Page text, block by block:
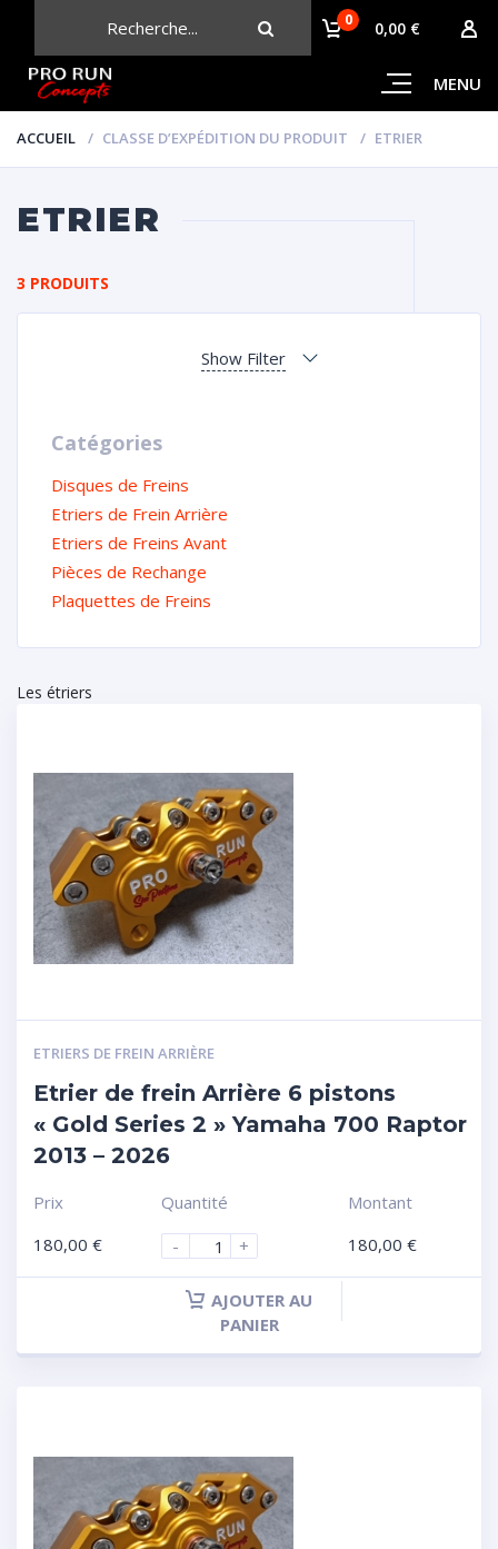
MENU
CHERCHER
0 0,00 €
ACCUEIL CLASSE D’EXPÉDITION DU PRODUIT ETRIER
ETRIER
3 PRODUITS
Show Filter
Catégories
Disques de Freins
Etriers de Frein Arrière
Etriers de Freins Avant
Pièces de Rechange
Plaquettes de Freins
Les étriers
ETRIERS DE FREIN ARRIÈRE
Etrier de frein Arrière 6 pistons
« Gold Series 2 » Yamaha 700 Raptor
2013 – 2026
Prix
180,00 €
Quantité
-
+
Montant
180,00 €
AJOUTER AU
PANIER